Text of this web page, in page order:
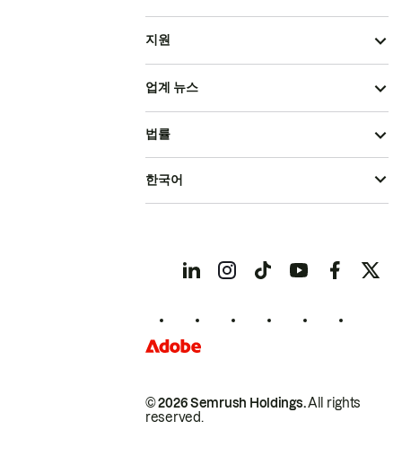
지원
업계 뉴스
© 2026 Semrush Holdings.All rights
reserved.
법률
한국어